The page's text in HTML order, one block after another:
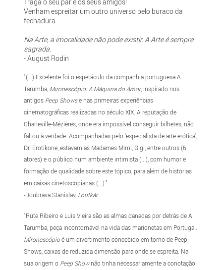
Venham espreitar um outro universo pelo buraco da
fechadura…
Na Arte, a imoralidade não pode existir. A Arte é sempre
sagrada.
- August Rodin
“(...) Excelente foi o espetáculo da companhia portuguesa A
Tarumba, Mironescópio: A Máquina do Amor, inspirado nos
antigos Peep Showse nas primeiras experiências
cinematográficas realizadas no século XIX. A reputação de
Charleville-Mézières, onde era impossível conseguir bilhetes, não
faltou à verdade. Acompanhadas pelo 'especialista de arte erótica',
Dr. Erotikone, estavam as Madames Mimi, Gigi, entre outros (6
atores) e o público num ambiente intimista (...), com humor e
formação de qualidade sobre este tópico, para além de histórias
em caixas cinetoscópianas (...).”
-Doubrava Stanislav, Loutkár
“Rute Ribeiro e Luís Vieira são as almas danadas por detrás de A
Tarumba, peça incontornável na vida das marionetas em Portugal.
Mironescópioé um divertimento concebido em torno de Peep
Shows, caixas de reduzida dimensão para onde se espreita. Na
sua origem o Peep Shownão tinha necessariamente a conotação